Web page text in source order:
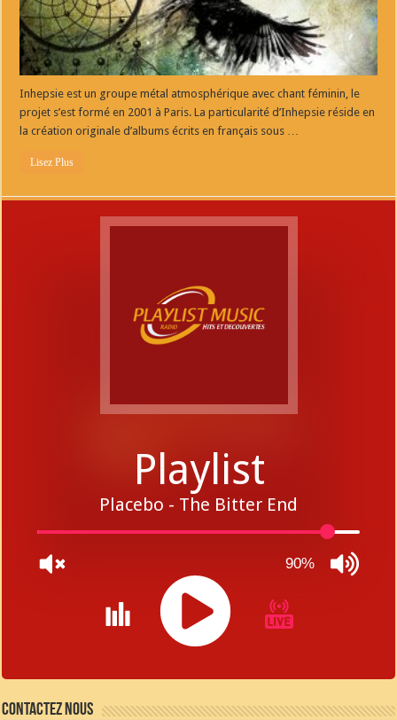
Inhepsie est un groupe métal atmosphérique avec chant féminin, le
projet s’est formé en 2001 à Paris. La particularité d’Inhepsie réside en
la création originale d’albums écrits en français sous …
Lisez Plus
Playlist
Placebo - The Bitter End
90%
PLAYER
Contactez nous